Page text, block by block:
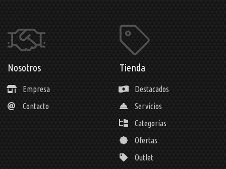
Nosotros
Empresa
Contacto
Tienda
Destacados
Servicios
Categorías
Ofertas
Outlet